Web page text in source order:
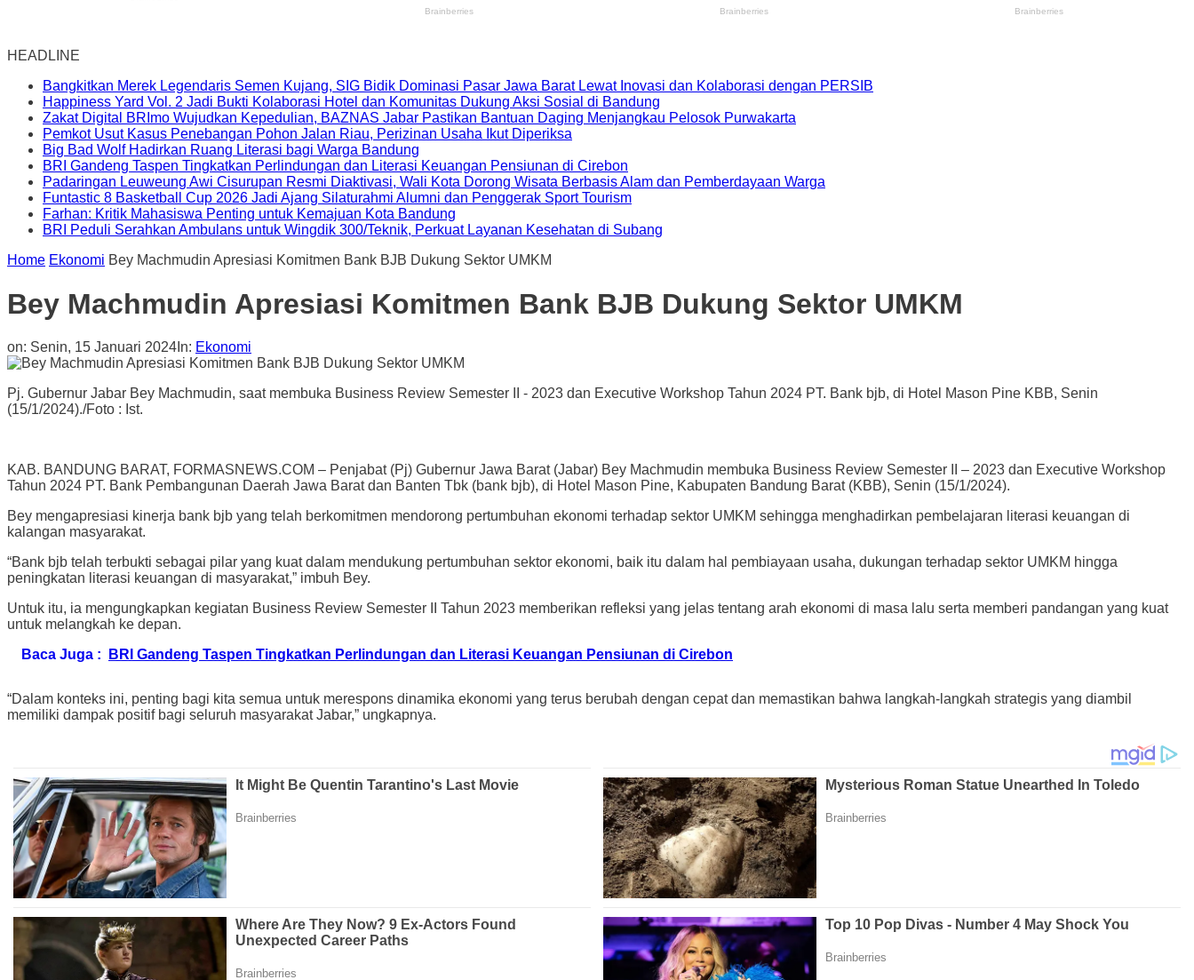
HEADLINE
Bangkitkan Merek Legendaris Semen Kujang, SIG Bidik Dominasi Pasar Jawa Barat Lewat Inovasi dan Kolaborasi dengan PERSIB
Happiness Yard Vol. 2 Jadi Bukti Kolaborasi Hotel dan Komunitas Dukung Aksi Sosial di Bandung
Zakat Digital BRImo Wujudkan Kepedulian, BAZNAS Jabar Pastikan Bantuan Daging Menjangkau Pelosok Purwakarta
Pemkot Usut Kasus Penebangan Pohon Jalan Riau, Perizinan Usaha Ikut Diperiksa
Big Bad Wolf Hadirkan Ruang Literasi bagi Warga Bandung
BRI Gandeng Taspen Tingkatkan Perlindungan dan Literasi Keuangan Pensiunan di Cirebon
Padaringan Leuweung Awi Cisurupan Resmi Diaktivasi, Wali Kota Dorong Wisata Berbasis Alam dan Pemberdayaan Warga
Funtastic 8 Basketball Cup 2026 Jadi Ajang Silaturahmi Alumni dan Penggerak Sport Tourism
Farhan: Kritik Mahasiswa Penting untuk Kemajuan Kota Bandung
BRI Peduli Serahkan Ambulans untuk Wingdik 300/Teknik, Perkuat Layanan Kesehatan di Subang
Home Ekonomi Bey Machmudin Apresiasi Komitmen Bank BJB Dukung Sektor UMKM
Bey Machmudin Apresiasi Komitmen Bank BJB Dukung Sektor UMKM
on: Senin, 15 Januari 2024 In: Ekonomi
Pj. Gubernur Jabar Bey Machmudin, saat membuka Business Review Semester II - 2023 dan Executive Workshop Tahun 2024 PT. Bank bjb, di Hotel Mason Pine KBB, Senin
(15/1/2024)./Foto : Ist.
KAB. BANDUNG BARAT, FORMASNEWS.COM – Penjabat (Pj) Gubernur Jawa Barat (Jabar) Bey Machmudin membuka Business Review Semester II – 2023 dan Executive Workshop
Tahun 2024 PT. Bank Pembangunan Daerah Jawa Barat dan Banten Tbk (bank bjb), di Hotel Mason Pine, Kabupaten Bandung Barat (KBB), Senin (15/1/2024).
Bey mengapresiasi kinerja bank bjb yang telah berkomitmen mendorong pertumbuhan ekonomi terhadap sektor UMKM sehingga menghadirkan pembelajaran literasi keuangan di
kalangan masyarakat.
“Bank bjb telah terbukti sebagai pilar yang kuat dalam mendukung pertumbuhan sektor ekonomi, baik itu dalam hal pembiayaan usaha, dukungan terhadap sektor UMKM hingga
peningkatan literasi keuangan di masyarakat,” imbuh Bey.
Untuk itu, ia mengungkapkan kegiatan Business Review Semester II Tahun 2023 memberikan refleksi yang jelas tentang arah ekonomi di masa lalu serta memberi pandangan yang kuat
untuk melangkah ke depan.
Baca Juga :
BRI Gandeng Taspen Tingkatkan Perlindungan dan Literasi Keuangan Pensiunan di Cirebon
“Dalam konteks ini, penting bagi kita semua untuk merespons dinamika ekonomi yang terus berubah dengan cepat dan memastikan bahwa langkah-langkah strategis yang diambil
memiliki dampak positif bagi seluruh masyarakat Jabar,” ungkapnya.